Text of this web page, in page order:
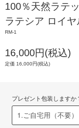
100％天然ラテ
ラテシア ロイ
RM-1
16,000円(税込)
定価 16,000円(税込)
プレゼント包装しますか